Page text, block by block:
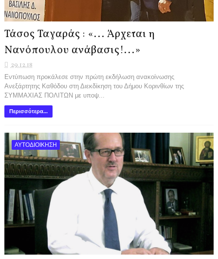
Τάσος Ταγαράς : «... Άρχεται η
Νανόπουλου ανάβασις!...»
29.12.18
Εντύπωση προκάλεσε στην πρώτη εκδήλωση ανακοίνωσης
Ανεξάρτητης Καθόδου στη Διεκδίκηση του Δήμου Κορινθίων της
ΣΥΜΜΑΧΙΑΣ ΠΟΛΙΤΩΝ με υποψ...
Περισσότερα...
ΑΥΤΟΔΙΟΙΚΗΣΗ